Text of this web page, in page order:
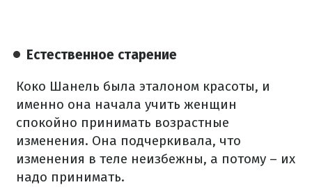
Естественное старение
Коко Шанель была эталоном красоты, и
именно она начала учить женщин
спокойно принимать возрастные
изменения. Она подчеркивала, что
изменения в теле неизбежны, а потому – их
надо принимать.